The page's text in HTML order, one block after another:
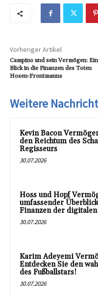
Vorheriger Artikel
Campino und sein Vermögen: Ein
Blick in die Finanzen des Toten
Hosen-Frontmanns
Weitere
Kevin Bacon
den Reichtum des
Regisseurs
30.07.2026
Hoss und Hopf
umfassender
Finanzen der
30.07.2026
Karim Adeyemi
Entdecken Sie den
des Fußballstars!
30.07.2026